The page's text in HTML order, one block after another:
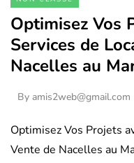
Optimisez Vos
Services de
Nacelles au
By amis2web@gmail.com
Optimisez Vos Projets
Vente de Nacelles au